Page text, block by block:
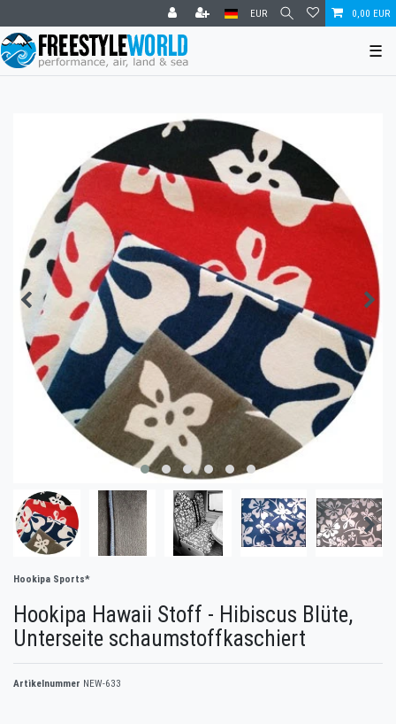
EUR 0,00 EUR
☰
Hookipa Sports*
Hookipa Hawaii Stoff - Hibiscus Blüte,
Unterseite schaumstoffkaschiert
Artikelnummer NEW-633